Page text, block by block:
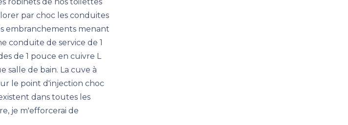
par choc les conduites
embranchements menant
conduite de service de 1
de 1 pouce en cuivre L
salle de bain. La cuve à
le point d'injection choc
dans toutes les
je m'efforcerai de